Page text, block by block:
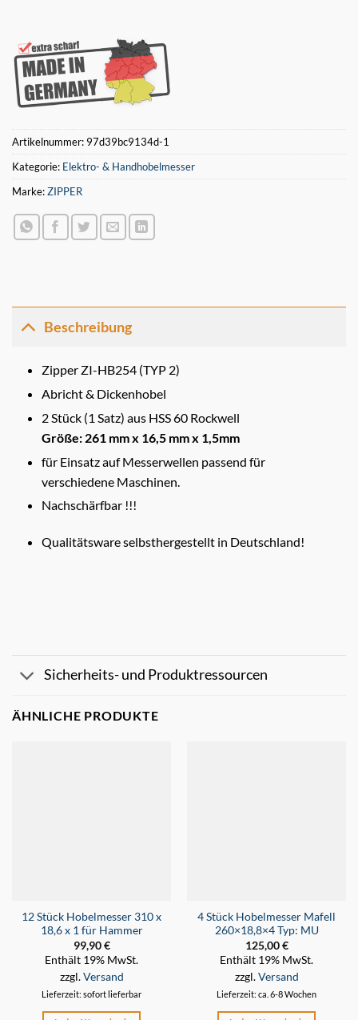
Artikelnummer: 97d39bc9134d-1
Kategorie: Elektro- & Handhobelmesser
Marke:ZIPPER
Beschreibung
Zipper ZI-HB254 (TYP 2)
Abricht & Dickenhobel
2 Stück (1 Satz) aus HSS 60 Rockwell
Größe: 261 mm x 16,5 mm x 1,5mm
für Einsatz auf Messerwellen passend für
verschiedene Maschinen.
Nachschärfbar !!!
Qualitätsware selbsthergestellt in Deutschland!
Sicherheits- und Produktressourcen
ÄHNLICHE PRODUKTE
12 Stück Hobelmesser 310 x
18,6 x 1 für Hammer
99,90€
Enthält 19% MwSt.
zzgl.Versand
Lieferzeit: sofort lieferbar
4 Stück Hobelmesser Mafell
260×18,8×4 Typ: MU
125,00€
Enthält 19% MwSt.
zzgl.Versand
Lieferzeit: ca. 6-8 Wochen